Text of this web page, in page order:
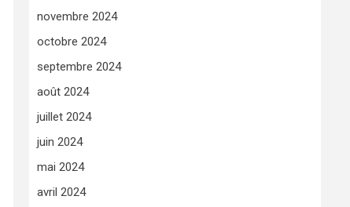
novembre 2024
octobre 2024
septembre 2024
août 2024
juillet 2024
juin 2024
mai 2024
avril 2024